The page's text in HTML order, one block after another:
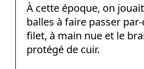
À cette époque, on
balles à faire passer
filet, à main nue et le
protégé de cuir.